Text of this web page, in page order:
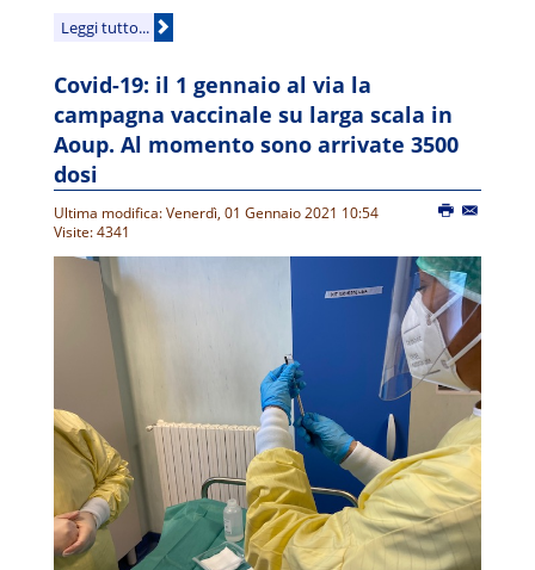
Leggi tutto...
Covid-19: il 1 gennaio al via la
campagna vaccinale su larga scala in
Aoup. Al momento sono arrivate 3500
dosi
Ultima modifica: Venerdì, 01 Gennaio 2021 10:54
Visite: 4341